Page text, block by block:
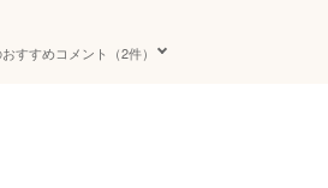
すすめコメント（2件）